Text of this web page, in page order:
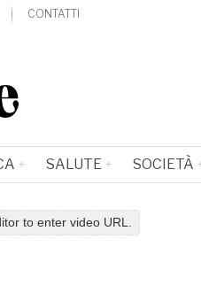
CONTATTI
SALUTE SOCIETÀ
to enter video URL.